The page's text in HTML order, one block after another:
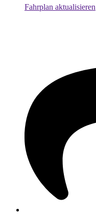
Fahrplan aktualisieren